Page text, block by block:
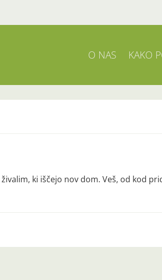
O NAS KAKO
ki iščejo nov dom. Veš, od kod